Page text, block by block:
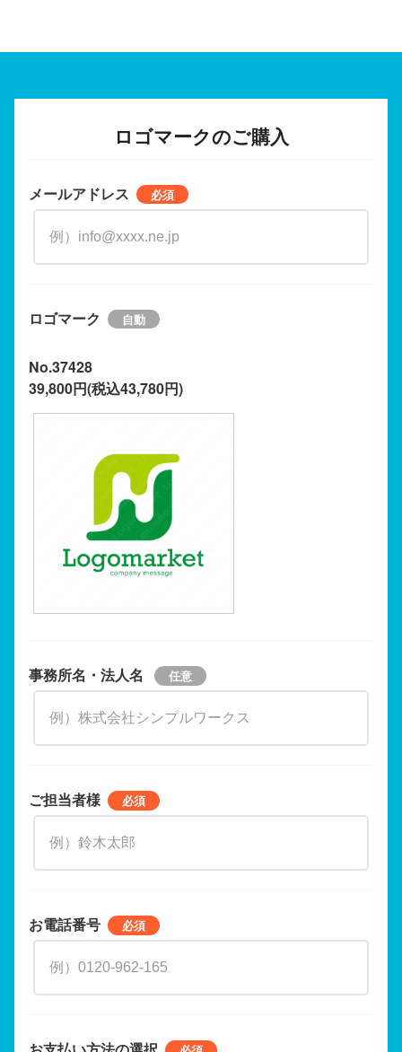
ロゴマークのご購入
メールアドレス
ロゴマーク
No.37428
39,800円(税込43,780円)
事務所名・法人名
ご担当者様
お電話番号